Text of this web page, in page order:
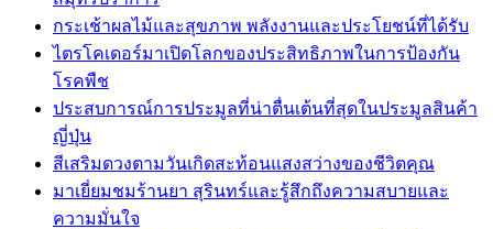
กระเช้าผลไม้และสุขภาพ พลังงานและประโยชน์ที่ได้รับ
ไตรโคเดอร์มาเปิดโลกของประสิทธิภาพในการป้องกัน
โรคพืช
ประสบการณ์การประมูลที่น่าตื่นเต้นที่สุดในประมูลสินค้า
ญี่ปุ่น
สีเสริมดวงตามวันเกิดสะท้อนแสงสว่างของชีวิตคุณ
มาเยี่ยมชมร้านยา สุรินทร์และรู้สึกถึงความสบายและ
ความมั่นใจ